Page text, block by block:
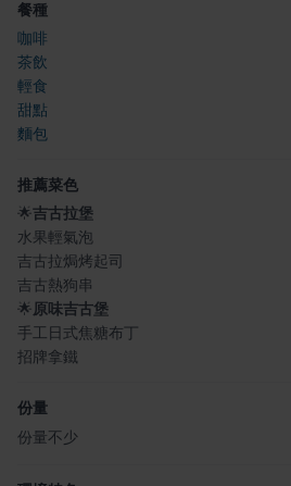
餐種
咖啡
茶飲
輕食
甜點
麵包
推薦菜色
🌟吉古拉堡
水果輕氣泡
吉古拉焗烤起司
吉古熱狗串
🌟 原味吉古堡
手工日式焦糖布丁
招牌拿鐵
份量
份量不少